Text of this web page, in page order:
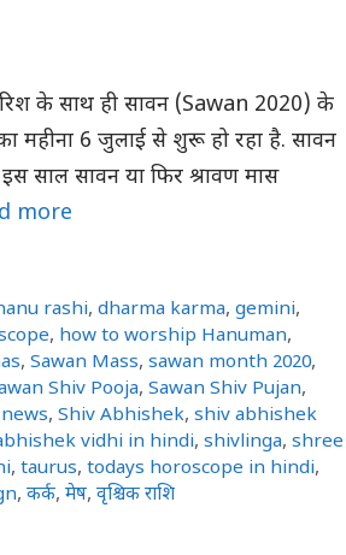
के साथ ही सावन (Sawan 2020) के
महीना 6 जुलाई से शुरू हो रहा है. सावन
साल सावन या फिर श्रावण मास
more
rashi,dharma karma,gemini,
, how to worship Hanuman,
, Sawan Mass, sawan month 2020,
Shiv Pooja, Sawan Shiv Pujan,
, Shiv Abhishek, shiv abhishek
vidhi in hindi, shivlinga, shree
, taurus, todays horoscope in hindi,
, कर्क, मेष, वृश्चिक राशि